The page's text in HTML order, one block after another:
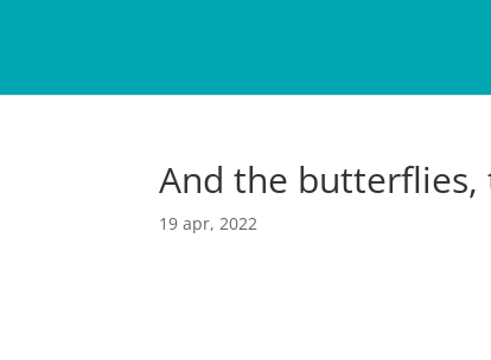
And the
19 apr, 2022